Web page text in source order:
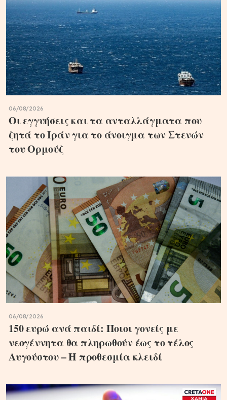
06/08/2026
Οι εγγυήσεις και τα ανταλλάγματα που
ζητά το Ιράν για το άνοιγμα των Στενών
του Ορμούζ
06/08/2026
150 ευρώ ανά παιδί: Ποιοι γονείς με
νεογέννητα θα πληρωθούν έως το τέλος
Αυγούστου – Η προθεσμία κλειδί